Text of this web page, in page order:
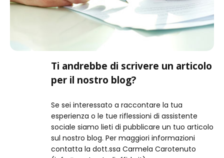
Ti andrebbe di scrivere un articolo
per il nostro blog?
Se sei interessato a raccontare la tua
esperienza o le tue riflessioni di assistente
sociale siamo lieti di pubblicare un tuo articolo
sul nostro blog. Per maggiori informazioni
contatta la dott.ssa Carmela Carotenuto